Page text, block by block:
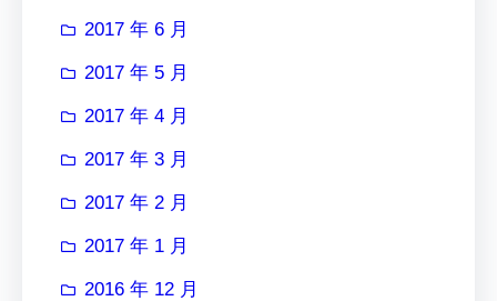
2017 年 6 月
2017 年 5 月
2017 年 4 月
2017 年 3 月
2017 年 2 月
2017 年 1 月
2016 年 12 月